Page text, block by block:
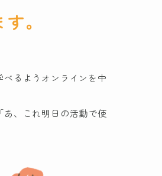
。
るようオンラインを中
、これ明日の活動で使